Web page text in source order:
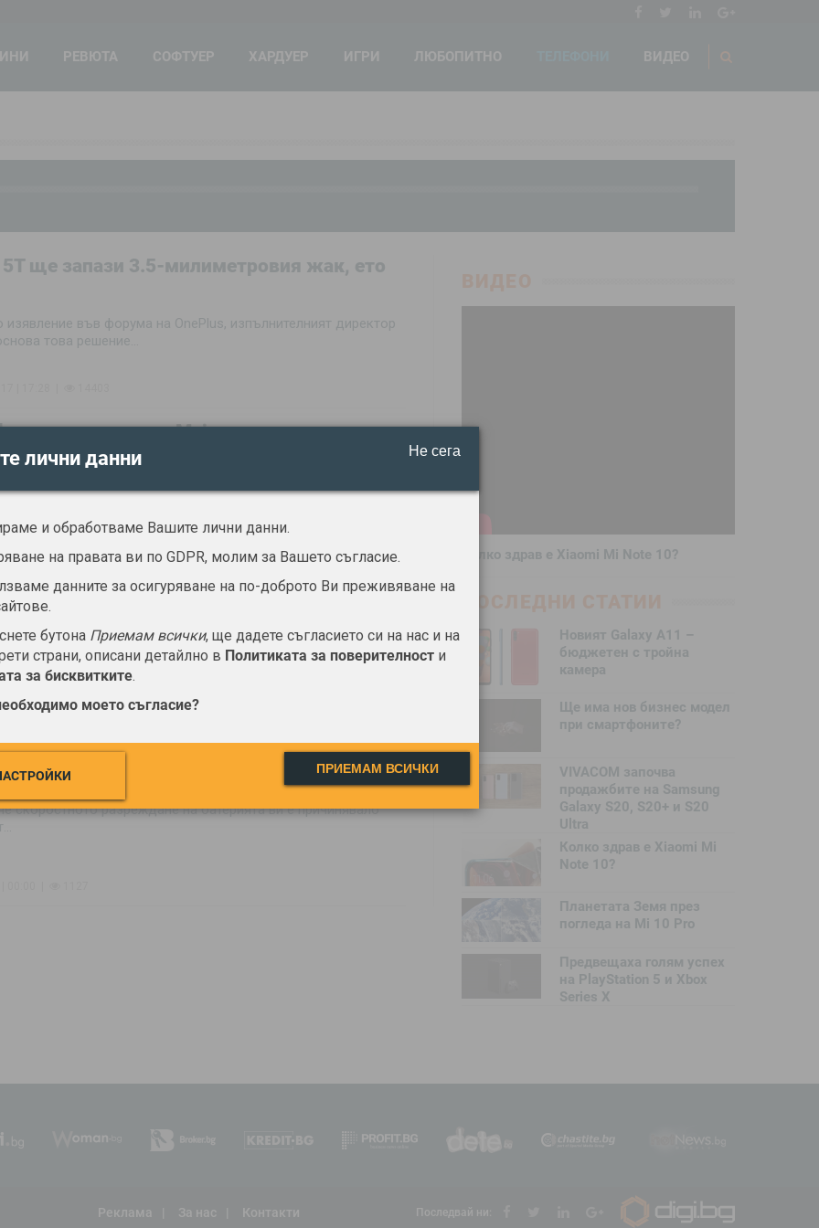
РЕВЮТА СОФТУЕР ХАРДУЕР ИГРИ ЛЮБОПИТНО ВИДЕО
5T ще запази 3.5-милиметровия жак, ето
изявление във форума на OnePlus, изпълнителният директор
това решение...
ще си партнира с Meizu за технология за
информация за това кога ще е готова новата технология на
| 17:22 9562
- проблемното дете на Apple
е достатъчно! ...
които не е нужно да зареждате често
скоростното разреждане на батерията ви е причинявало
Колко здрав е Xiaomi Mi Note 10?
Новият Galaxy A11 –
бюджетен с тройна
камера
Ще има нов бизнес модел
при смартфоните?
VIVACOM започва
продажбите на Samsung
Galaxy S20, S20+ и S20
Ultra
Колко здрав е Xiaomi Mi
Note 10?
Планетата Земя през
погледа на Mi 10 Pro
Предвещаха голям успех
на PlayStation 5 и Xbox
Series X
Реклама За нас Контакти Последвай ни:
лични данни Не сега
и обработваме Вашите лични данни.
на правата ви по GDPR, молим за Вашето съгласие.
данните за осигуряване на по-доброто Ви преживяване на
бутона Приемам всички, ще дадете съгласието си на нас и на
страни, описани детайлно в Политиката за поверителност и
за бисквитките.
моето съгласие?
ПРИЕМАМ ВСИЧКИ